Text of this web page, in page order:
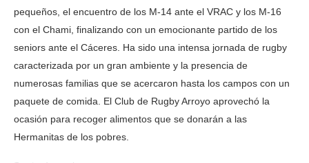
pequeños, el encuentro de los M-14 ante el VRAC y los M-16
con el Chami, finalizando con un emocionante partido de los
seniors ante el Cáceres. Ha sido una intensa jornada de rugby
caracterizada por un gran ambiente y la presencia de
numerosas familias que se acercaron hasta los campos con un
paquete de comida. El Club de Rugby Arroyo aprovechó la
ocasión para recoger alimentos que se donarán a las
Hermanitas de los pobres.